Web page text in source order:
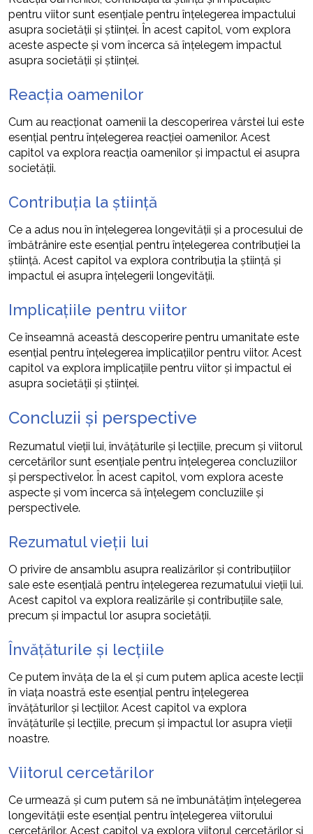
pentru viitor sunt esențiale pentru înțelegerea impactului
asupra societății și științei. În acest capitol, vom explora
aceste aspecte și vom încerca să înțelegem impactul
asupra societății și științei.
Reacția oamenilor
Cum au reacționat oamenii la descoperirea vârstei lui este
esențial pentru înțelegerea reacției oamenilor. Acest
capitol va explora reacția oamenilor și impactul ei asupra
societății.
Contribuția la știință
Ce a adus nou în înțelegerea longevității și a procesului de
îmbătrânire este esențial pentru înțelegerea contribuției la
știință. Acest capitol va explora contribuția la știință și
impactul ei asupra înțelegerii longevității.
Implicațiile pentru viitor
Ce înseamnă această descoperire pentru umanitate este
esențial pentru înțelegerea implicațiilor pentru viitor. Acest
capitol va explora implicațiile pentru viitor și impactul ei
asupra societății și științei.
Concluzii și perspective
Rezumatul vieții lui, învățăturile și lecțiile, precum și viitorul
cercetărilor sunt esențiale pentru înțelegerea concluziilor
și perspectivelor. În acest capitol, vom explora aceste
aspecte și vom încerca să înțelegem concluziile și
perspectivele.
Rezumatul vieții lui
O privire de ansamblu asupra realizărilor și contribuțiilor
sale este esențială pentru înțelegerea rezumatului vieții lui.
Acest capitol va explora realizările și contribuțiile sale,
precum și impactul lor asupra societății.
Învățăturile și lecțiile
Ce putem învăța de la el și cum putem aplica aceste lecții
în viața noastră este esențial pentru înțelegerea
învățăturilor și lecțiilor. Acest capitol va explora
învățăturile și lecțiile, precum și impactul lor asupra vieții
noastre.
Viitorul cercetărilor
Ce urmează și cum putem să ne îmbunătățim înțelegerea
longevității este esențial pentru înțelegerea viitorului
cercetărilor. Acest capitol va explora viitorul cercetărilor și